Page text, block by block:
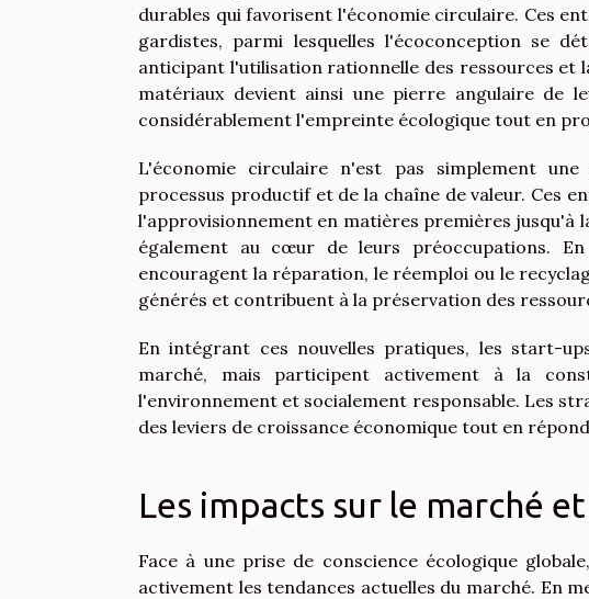
durables qui favorisent l'économie circulaire. Ces
gardistes, parmi lesquelles l'écoconception se
anticipant l'utilisation rationnelle des ressources et
matériaux devient ainsi une pierre angulaire de
considérablement l'empreinte écologique tout en
L'économie circulaire n'est pas simplement
processus productif et de la chaîne de valeur. Ces
l'approvisionnement en matières premières jusqu'à
également au cœur de leurs préoccupations.
encouragent la réparation, le réemploi ou le
générés et contribuent à la préservation des
En intégrant ces nouvelles pratiques, les start-
marché, mais participent activement à la
l'environnement et socialement responsable. Les
des leviers de croissance économique tout en
Les impacts sur le marché
Face à une prise de conscience écologique
activement les tendances actuelles du marché. En